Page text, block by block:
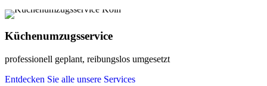
Küchenumzugsservice
professionell geplant, reibungslos umgesetzt
Entdecken Sie alle unsere Services